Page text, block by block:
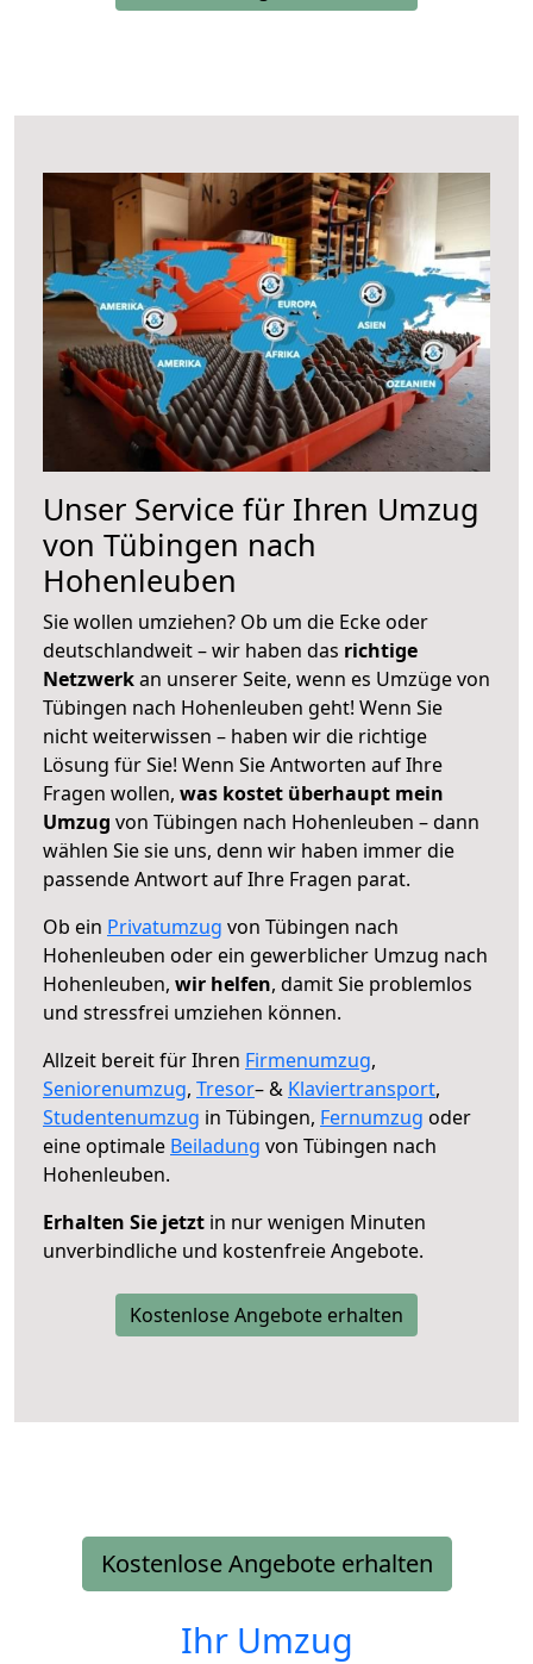
Unser Service für Ihren Umzug
von Tübingen nach
Hohenleuben
Sie wollen umziehen? Ob um die Ecke oder
deutschlandweit – wir haben das richtige
Netzwerkan unserer Seite, wenn es Umzüge von
Tübingen nach Hohenleuben geht! Wenn Sie
nicht weiterwissen – haben wir die richtige
Lösung für Sie! Wenn Sie Antworten auf Ihre
Fragen wollen, was kostet überhaupt mein
Umzug von Tübingen nach Hohenleuben – dann
wählen Sie sie uns, denn wir haben immer die
passende Antwort auf Ihre Fragen parat.
Ob ein Privatumzug von Tübingen nach
Hohenleuben oder ein gewerblicher Umzug nach
Hohenleuben, wir helfen, damit Sie problemlos
und stressfrei umziehen können.
Allzeit bereit für Ihren Firmenumzug,
Seniorenumzug, Tresor– & Klaviertransport,
Studentenumzug in Tübingen, Fernumzug oder
eine optimale Beiladung von Tübingen nach
Hohenleuben.
Erhalten Sie jetzt in nur wenigen Minuten
unverbindliche und kostenfreie Angebote.
Kostenlose Angebote erhalten
Kostenlose Angebote erhalten
Ihr Umzug